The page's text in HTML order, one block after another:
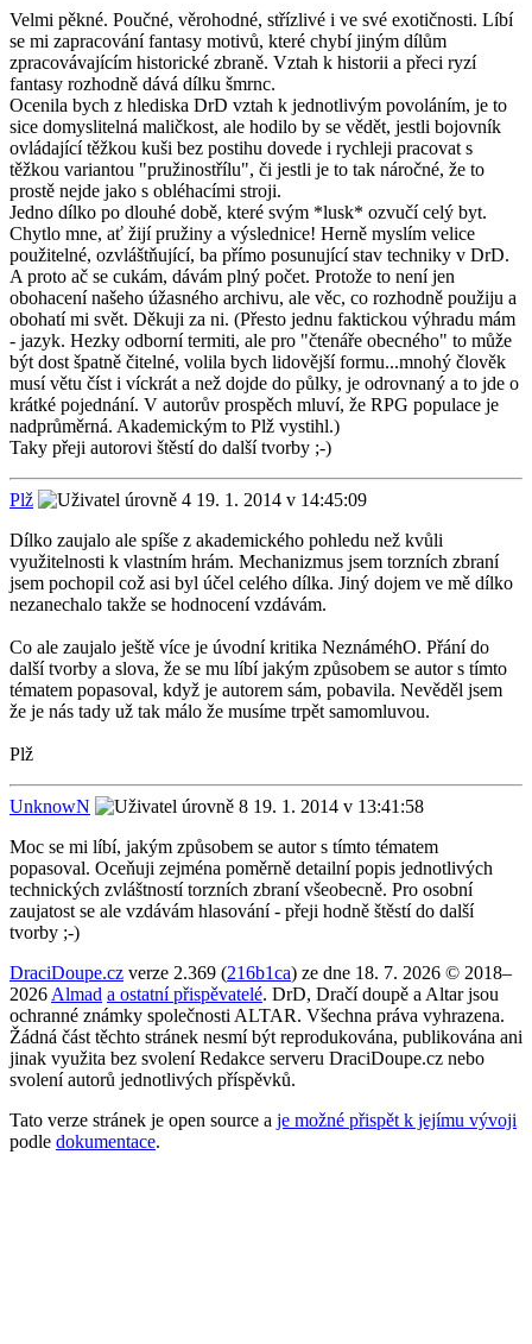
Velmi pěkné. Poučné, věrohodné, střízlivé i ve své exotičnosti. Líbí
se mi zapracování fantasy motivů, které chybí jiným dílům
zpracovávajícím historické zbraně. Vztah k historii a přeci ryzí
fantasy rozhodně dává dílku šmrnc.
Ocenila bych z hlediska DrD vztah k jednotlivým povoláním, je to
sice domyslitelná maličkost, ale hodilo by se vědět, jestli bojovník
ovládající těžkou kuši bez postihu dovede i rychleji pracovat s
těžkou variantou "pružinostřílu", či jestli je to tak náročné, že to
prostě nejde jako s obléhacími stroji.
Jedno dílko po dlouhé době, které svým *lusk* ozvučí celý byt.
Chytlo mne, ať žijí pružiny a výslednice! Herně myslím velice
použitelné, ozvláštňující, ba přímo posunující stav techniky v DrD.
A proto ač se cukám, dávám plný počet. Protože to není jen
obohacení našeho úžasného archivu, ale věc, co rozhodně použiju a
obohatí mi svět. Děkuji za ni. (Přesto jednu faktickou výhradu mám
- jazyk. Hezky odborní termiti, ale pro "čtenáře obecného" to může
být dost špatně čitelné, volila bych lidovější formu...mnohý člověk
musí větu číst i víckrát a než dojde do půlky, je odrovnaný a to jde o
krátké pojednání. V autorův prospěch mluví, že RPG populace je
nadprůměrná. Akademickým to Plž vystihl.)
Taky přeji autorovi štěstí do další tvorby ;-)
Plž
19. 1. 2014 v 14:45:09
Dílko zaujalo ale spíše z akademického pohledu než kvůli
využitelnosti k vlastním hrám. Mechanizmus jsem torzních zbraní
jsem pochopil což asi byl účel celého dílka. Jiný dojem ve mě dílko
nezanechalo takže se hodnocení vzdávám.
Co ale zaujalo ještě více je úvodní kritika NeznáméhO. Přání do
další tvorby a slova, že se mu líbí jakým způsobem se autor s tímto
tématem popasoval, když je autorem sám, pobavila. Nevěděl jsem
že je nás tady už tak málo že musíme trpět samomluvou.
Plž
UnknowN
19. 1. 2014 v 13:41:58
Moc se mi líbí, jakým způsobem se autor s tímto tématem
popasoval. Oceňuji zejména poměrně detailní popis jednotlivých
technických zvláštností torzních zbraní všeobecně. Pro osobní
zaujatost se ale vzdávám hlasování - přeji hodně štěstí do další
tvorby ;-)
DraciDoupe.cz verze 2.369 (216b1ca) ze dne 18. 7. 2026 © 2018–
2026 Almad a ostatní přispěvatelé. DrD, Dračí doupě a Altar jsou
ochranné známky společnosti ALTAR. Všechna práva vyhrazena.
Žádná část těchto stránek nesmí být reprodukována, publikována ani
jinak využita bez svolení Redakce serveru DraciDoupe.cz nebo
svolení autorů jednotlivých příspěvků.
Tato verze stránek je open source a je možné přispět k jejímu vývoji
podle dokumentace.